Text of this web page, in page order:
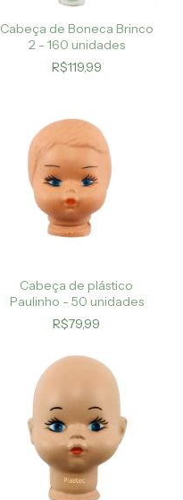
Cabeça de Boneca Brinco
2 - 160 unidades
R$119,99
Cabeça de plástico
Paulinho - 50 unidades
R$79,99